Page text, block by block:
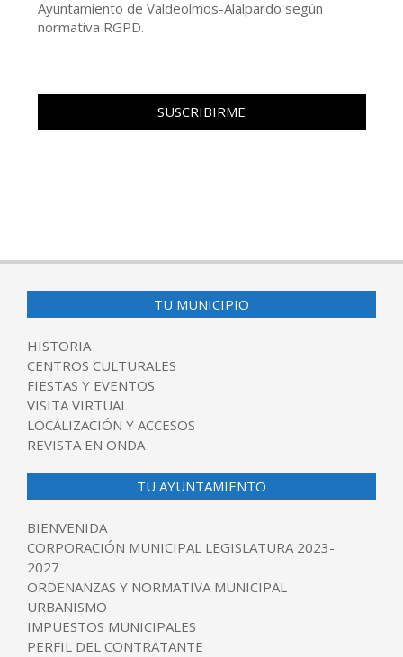
Ayuntamiento de Valdeolmos-Alalpardo según
normativa RGPD.
TU MUNICIPIO
HISTORIA
CENTROS CULTURALES
FIESTAS Y EVENTOS
VISITA VIRTUAL
LOCALIZACIÓN Y ACCESOS
REVISTA EN ONDA
TU AYUNTAMIENTO
BIENVENIDA
CORPORACIÓN MUNICIPAL LEGISLATURA 2023-
2027
ORDENANZAS Y NORMATIVA MUNICIPAL
URBANISMO
IMPUESTOS MUNICIPALES
PERFIL DEL CONTRATANTE